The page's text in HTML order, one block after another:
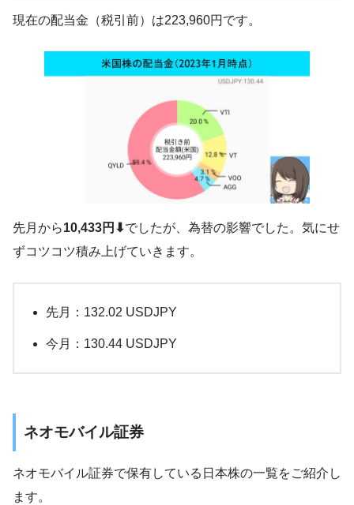
現在の配当金（税引前）は223,960円です。
先月から10,433円⬇でしたが、為替の影響でした。気にせ
ずコツコツ積み上げていきます。
先月：132.02 USDJPY
今月：130.44 USDJPY
ネオモバイル証券
ネオモバイル証券で保有している日本株の一覧をご紹介し
ます。